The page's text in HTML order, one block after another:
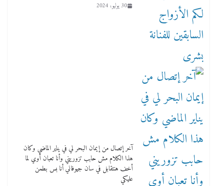
30 يوليو، 2024
آخر إتصال من إيمان البحر لي في يناير الماضي وكان
هذا الكلام مش حابب تزوريني وأنا تعبان أوي لما
أخف هنتقابل في سان جيوفاني أنا بس بطمن
عليكي